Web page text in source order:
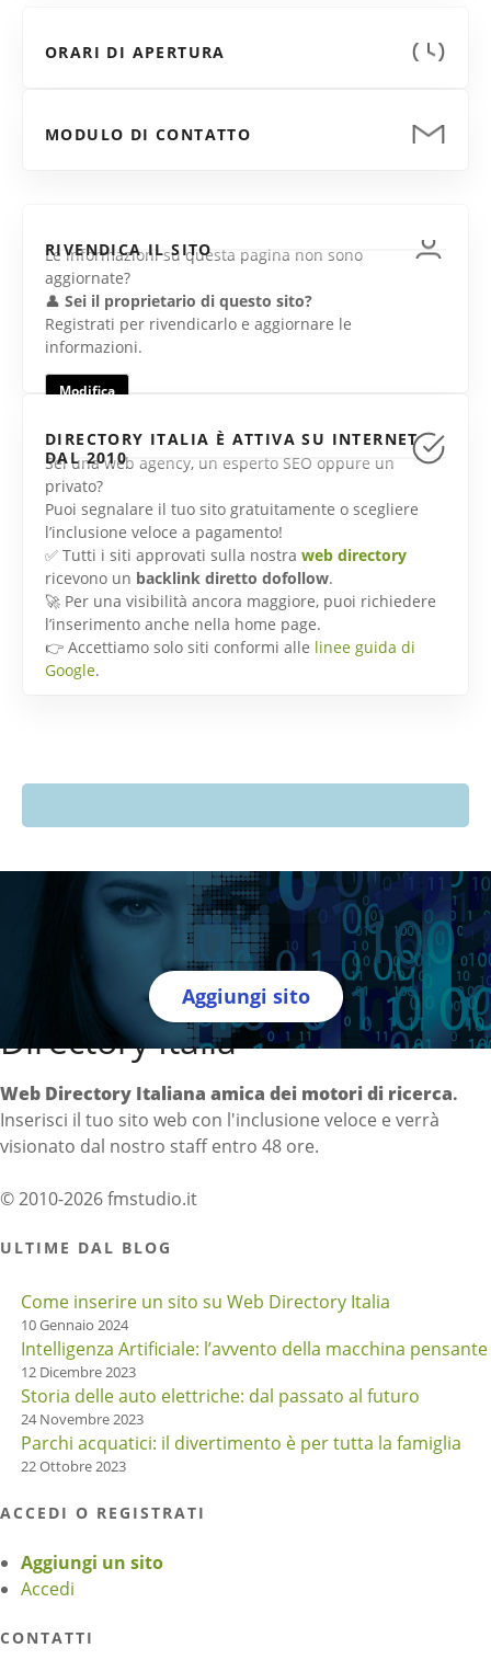
ORARI DI APERTURA
MODULO DI CONTATTO
RIVENDICA IL SITO
Le informazioni su questa pagina non sono
aggiornate?
👤 Sei il proprietario di questo sito?
Registrati per rivendicarlo e aggiornare le
informazioni.
Modifica
DIRECTORY ITALIA È ATTIVA SU INTERNET
DAL 2010
Sei una web agency, un esperto SEO oppure un
privato?
Puoi segnalare il tuo sito gratuitamente o scegliere
l’inclusione veloce a pagamento!
✅ Tutti i siti approvati sulla nostra web directory
ricevono un backlink diretto dofollow.
🚀 Per una visibilità ancora maggiore, puoi richiedere
l’inserimento anche nella home page.
👉 Accettiamo solo siti conformi alle linee guida di
Google.
Aggiungi sito
Directory Italia
Web Directory Italiana amica dei motori di ricerca.
Inserisci il tuo sito web con l'inclusione veloce e verrà
visionato dal nostro staff entro 48 ore.
© 2010-2026 fmstudio.it
ULTIME DAL BLOG
Come inserire un sito su Web Directory Italia
10 Gennaio 2024
Intelligenza Artificiale: l’avvento della macchina pensante
12 Dicembre 2023
Storia delle auto elettriche: dal passato al futuro
24 Novembre 2023
Parchi acquatici: il divertimento è per tutta la famiglia
22 Ottobre 2023
ACCEDI O REGISTRATI
Aggiungi un sito
Accedi
CONTATTI